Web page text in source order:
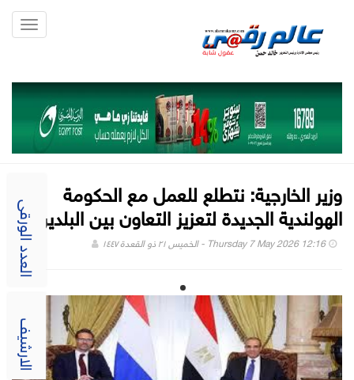
العدد الورقى
الارشيف
وزير الخارجية: نتطلع للعمل مع الحكومة
الهولندية الجديدة لتعزيز التعاون بين البلدين
Thursday 7 May 2026 12:16 - الخميس ٢١ ذو القعدة ١٤٤٧